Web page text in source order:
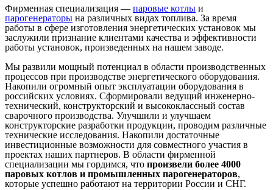
Фирменная специализация — паровые котлы и
парогенераторы на различных видах топлива. За время
работы в сфере изготовления энергетических установок мы
заслужили признание клиентами качества и эффективности
работы установок, произведенных на нашем заводе.
Мы развили мощный потенциал в области производственных
процессов при производстве энергетического оборудования.
Накопили огромный опыт эксплуатации оборудования в
российских условиях. Сформировали ведущий инженерно-
технический, конструкторский и высококлассный состав
сварочного производства. Улучшили и улучшаем
конструкторские разработки продукции, проводим различные
технические исследования. Накопили достаточные
инвестиционные возможности для совместного участия в
проектах наших партнеров. В области фирменной
специализации мы гордимся, что произвели более 4000
паровых котлов и промышленных парогенераторов,
которые успешно работают на территории России и СНГ.